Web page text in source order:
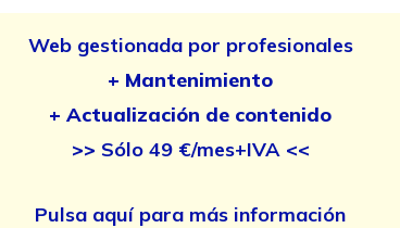
Web gestionada por profesionales
+ Mantenimiento
+ Actualización de contenido
>> Sólo 49 €/mes+IVA<<
Pulsa aquí para más información